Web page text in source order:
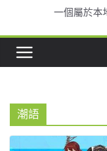
一個屬於本
潮語